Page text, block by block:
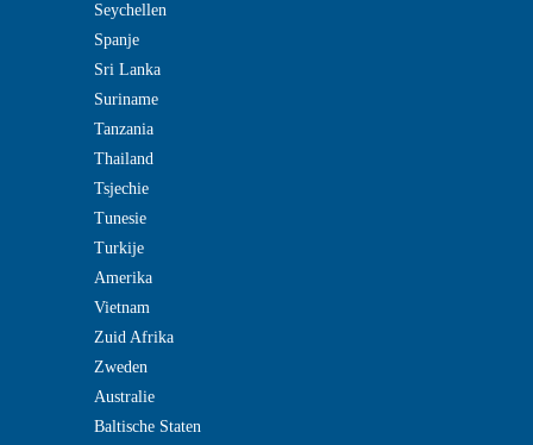
Seychellen
Spanje
Sri Lanka
Suriname
Tanzania
Thailand
Tsjechie
Tunesie
Turkije
Amerika
Vietnam
Zuid Afrika
Zweden
Australie
Baltische Staten